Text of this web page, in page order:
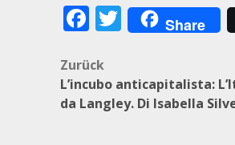
Facebook
Twitter
Share
Zurück
L’incubo anticapitalista:
da Langley. Di Isabella